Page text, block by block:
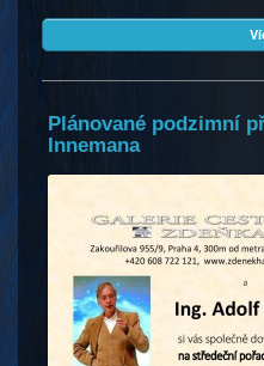
Plánované podzimní
Innemana